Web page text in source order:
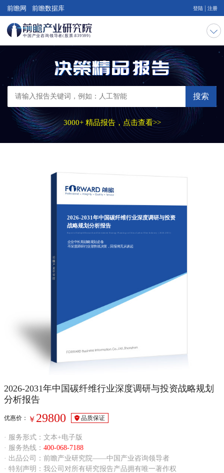
前瞻网 前瞻数据库 登陆 注册
搜索
3000+ 精品报告，点击查看>>
2026-2031年中国碳纤维行业深度调研与投资
战略规划分析报告
Report of Indepth Research and Investment Strategy Planning on China Carbon Fiber Industry（2026-2031）
企业中长期战略规划必备
不深度调研行业形势就决策，回报将无从谈起
2026-2031年中国碳纤维行业深度调研与投资战略规划
分析报告
优惠价： ￥ 29800 品质保证
· 服务形式：文本+电子版
· 服务热线： 400-068-7188
· 出品公司：前瞻产业研究院——中国产业咨询领导者
· 特别声明：我公司对所有研究报告产品拥有唯一著作权